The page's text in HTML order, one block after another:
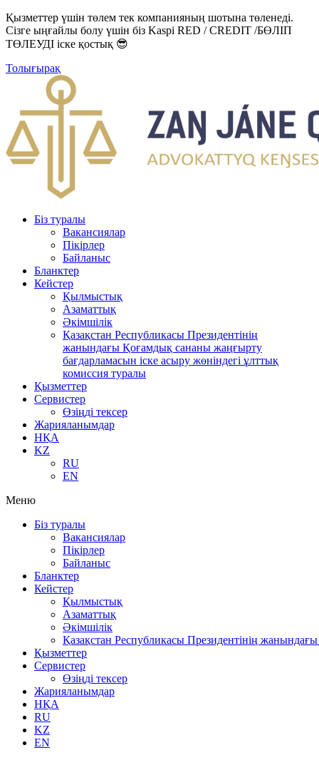
Қызметтер үшін төлем тек компанияның шотына төленеді.
Сізге ыңғайлы болу үшін біз Kaspi RED / CREDIT /БӨЛІП
ТӨЛЕУДІ іске қостық 😎
Толығырақ
Біз туралы
Вакансиялар
Пікірлер
Байланыс
Бланктер
Кейстер
Қылмыстық
Азаматтық
Әкімшілік
Қазақстан Республикасы Президентінің
жанындағы Қоғамдық сананы жаңғырту
бағдарламасын іске асыру жөніндегі ұлттық
комиссия туралы
Қызметтер
Сервистер
Өзіңді тексер
Жарияланымдар
НҚА
KZ
RU
EN
Меню
Біз туралы
Вакансиялар
Пікірлер
Байланыс
Бланктер
Кейстер
Қылмыстық
Азаматтық
Әкімшілік
Қазақстан Республикасы Президентінің
Қызметтер
Сервистер
Өзіңді тексер
Жарияланымдар
НҚА
RU
KZ
EN